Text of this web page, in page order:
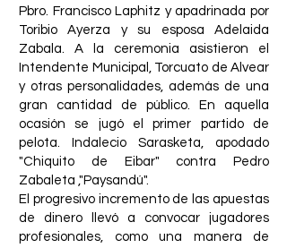
Pbro. Francisco Laphitz y apadrinada por
Toribio Ayerza y su esposa Adelaida
Zabala. A la ceremonia asistieron el
Intendente Municipal, Torcuato de Alvear
y otras personalidades, además de una
gran cantidad de público. En aquella
ocasión se jugó el primer partido de
pelota. Indalecio Sarasketa, apodado
"Chiquito de Eibar" contra Pedro
Zabaleta ,"Paysandú".
El progresivo incremento de las apuestas
de dinero llevó a convocar jugadores
profesionales, como una manera de